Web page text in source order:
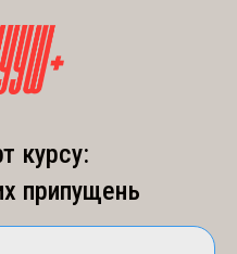
курсу:
припущень